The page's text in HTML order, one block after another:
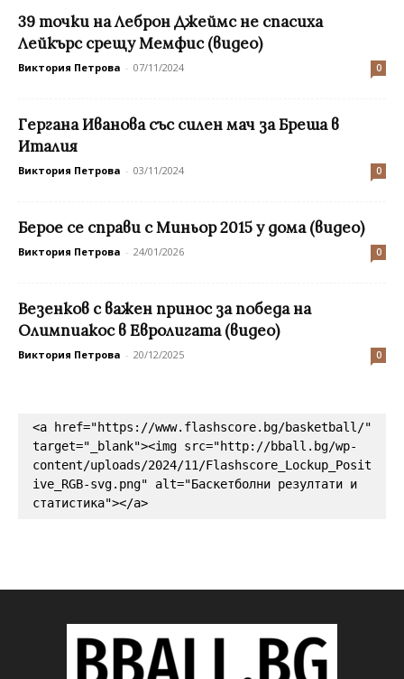
39 точки на Леброн Джеймс не спасиха
Лейкърс срещу Мемфис (видео)
Виктория Петрова - 07/11/2024 0
Гергана Иванова със силен мач за Бреша в
Италия
Виктория Петрова - 03/11/2024 0
Берое се справи с Миньор 2015 у дома (видео)
Виктория Петрова - 24/01/2026 0
Везенков с важен принос за победа на
Олимпиакос в Евролигата (видео)
Виктория Петрова - 20/12/2025 0
<a href="https://www.flashscore.bg/basketball/"
target="_blank"><img src="http://bball.bg/wp-
content/uploads/2024/11/Flashscore_Lockup_Posit
ive_RGB-svg.png" alt="Баскетболни резултати и
статистика"></a>